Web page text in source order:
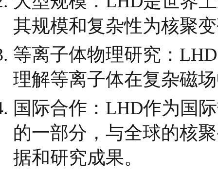
其规模和复杂性为核聚
等离子体物理研究：
理解等离子体在复杂磁
国际合作：LHD作为国
的一部分，与全球的核
据和研究成果。